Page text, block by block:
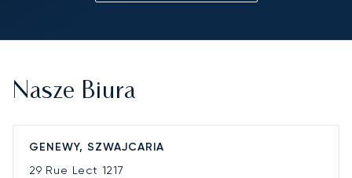
Nasze Biura
GENEWY, SZWAJCARIA
29 Rue Lect 1217